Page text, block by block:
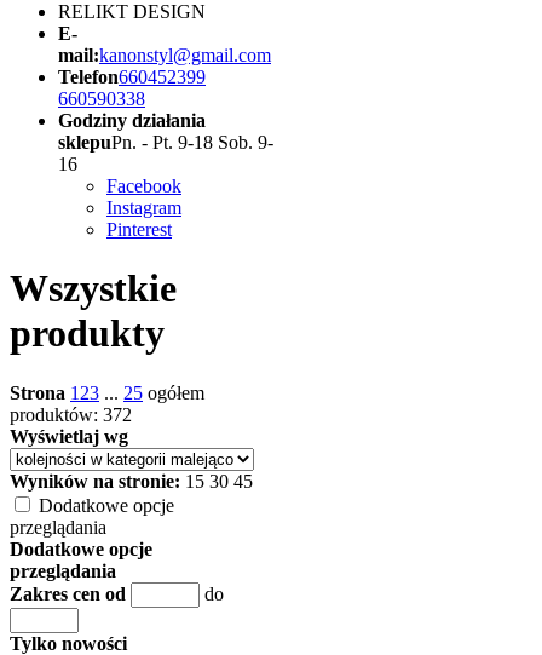
RELIKT DESIGN
E-
mail:kanonstyl@gmail.com
Telefon660452399
660590338
Godziny działania
sklepuPn. - Pt. 9-18 Sob. 9-
16
Facebook
Instagram
Pinterest
Wszystkie
produkty
Strona 1 23 ... 25 ogółem
produktów: 372
Wyświetlaj wg
Wyników na stronie: 15 30 45
Dodatkowe opcje
przeglądania
Dodatkowe opcje
przeglądania
Zakres cen od
do
Tylko nowości